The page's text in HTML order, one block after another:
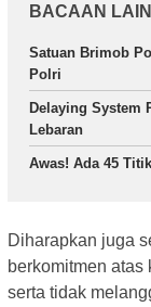
BACAAN
Satuan Brimob
Polri
Delaying System
Lebaran
Awas! Ada 45
Diharapkan juga
berkomitmen
serta tidak